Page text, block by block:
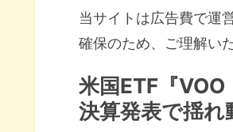
当サイトは広告費で運
確保のため、ご理解い
米国ETF『VOO
決算発表で揺れ